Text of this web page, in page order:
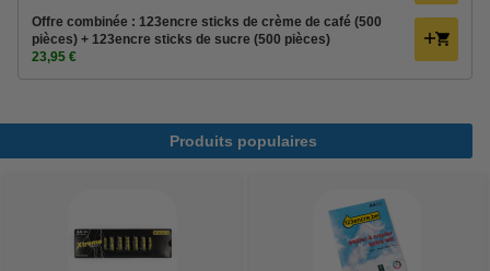
Offre combinée : 123encre sticks de crème de café (500
pièces) + 123encre sticks de sucre (500 pièces)
23,95 €
Produits populaires